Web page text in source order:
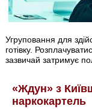
Угруповання для
готівку.
зазвичай затримує
«Ждун» з
наркокартель